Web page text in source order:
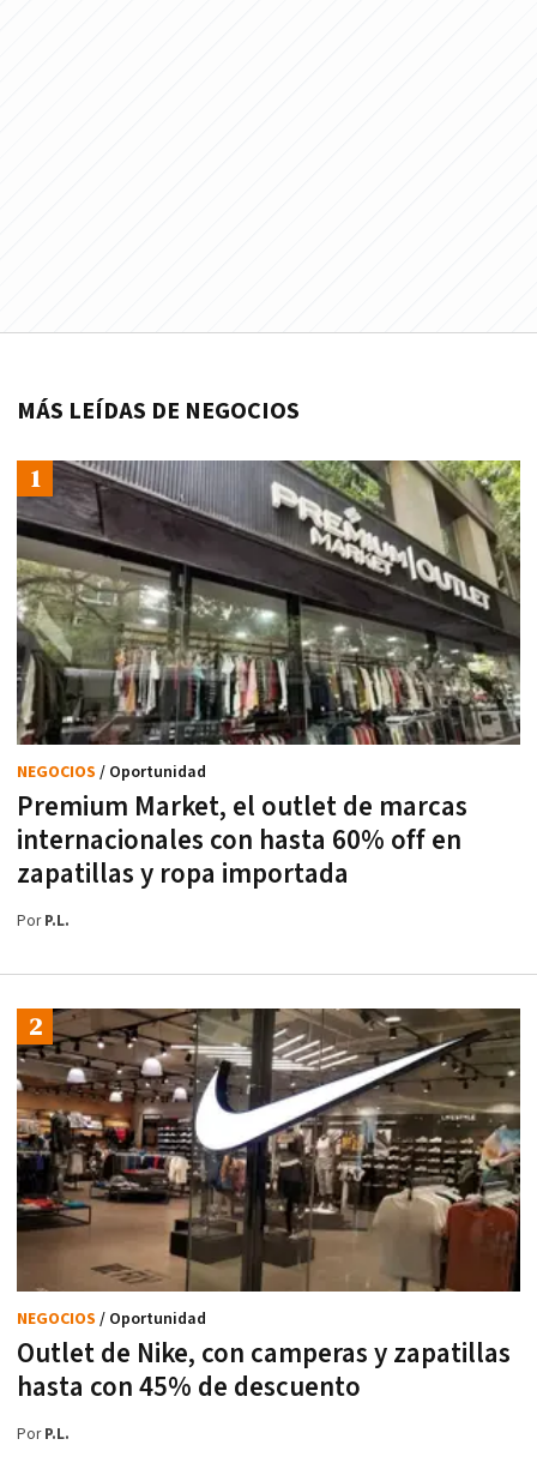
MÁS LEÍDAS DE NEGOCIOS
Premium Market, el outlet de marcas
internacionales con hasta 60% off en
zapatillas y ropa importada
NEGOCIOS / Oportunidad
PorP.L.
Outlet de Nike, con camperas y zapatillas
hasta con 45% de descuento
NEGOCIOS / Oportunidad
PorP.L.